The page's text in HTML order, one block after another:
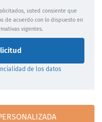
usted consiente que
de acuerdo con lo dispuesto en
vigentes.
de los datos